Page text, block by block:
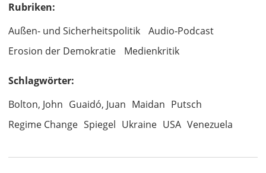
Rubriken:
Außen- und Sicherheitspolitik
Audio-Podcast
Erosion der Demokratie
Medienkritik
Schlagwörter:
Bolton, John Guaidó, Juan Maidan Putsch
Regime Change Spiegel Ukraine USA Venezuela